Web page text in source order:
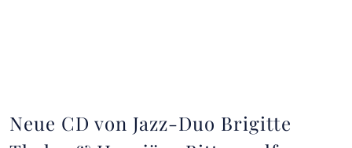
Neue CD von Jazz-Duo Brigitte